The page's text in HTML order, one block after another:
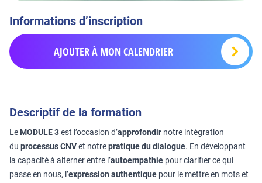
Informations d’inscription
AJOUTER À MON CALENDRIER
Descriptif de la formation
Le MODULE 3est l’occasion d’approfondir notre intégration
du processus CNVet notrepratique du dialogue. En développant
la capacité à alterner entre l’autoempathie pour clarifier ce qui
passe en nous, l’expression authentique pour le mettre en mots et